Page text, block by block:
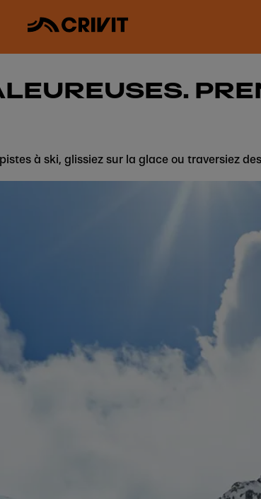
à ski, glissiez sur la glace ou traversiez